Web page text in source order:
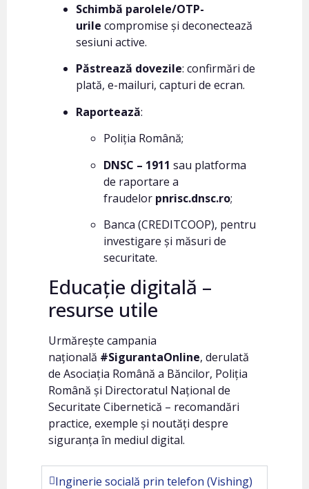
Schimbă parolele/OTP-
urile compromise și deconectează
sesiuni active.
Păstrează dovezile: confirmări de
plată, e-mailuri, capturi de ecran.
Raportează:
Poliția Română;
DNSC – 1911 sau platforma
de raportare a
fraudelor pnrisc.dnsc.ro;
Banca (CREDITCOOP), pentru
investigare și măsuri de
securitate.
Educație digitală –
resurse utile
Urmărește campania
națională #SigurantaOnline, derulată
de Asociația Română a Băncilor, Poliția
Română și Directoratul Național de
Securitate Cibernetică – recomandări
practice, exemple și noutăți despre
siguranța în mediul digital.
Inginerie socială prin telefon (Vishing)